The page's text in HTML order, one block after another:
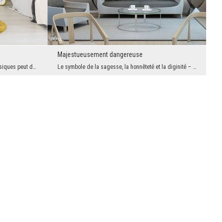
Ce papier peint plein d'éléments métaphysiques peut de manière unique remplir l'intérieur de tes ...
Majestueusement dangereuse
Le symbole de la sagesse, la honnêteté et la diginité – le hibou. Cet oiseau sauvage peut être m...